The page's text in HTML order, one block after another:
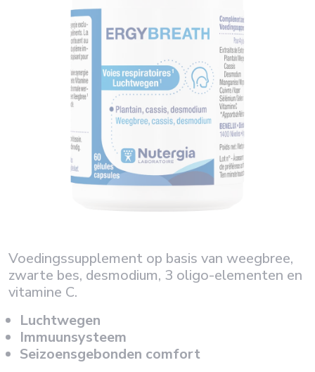
Voedingssupplement op basis van weegbree,
zwarte bes, desmodium, 3 oligo-elementen en
vitamine C.
Luchtwegen
Immuunsysteem
Seizoensgebonden comfort